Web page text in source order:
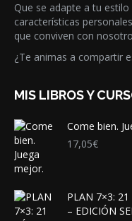
Que se adapte a tu
características
que conviven con
¿Te animas a compartir
MIS LIBROS Y
Come bien.
17,05€
PLAN 7×3: 21
– EDICIÓN